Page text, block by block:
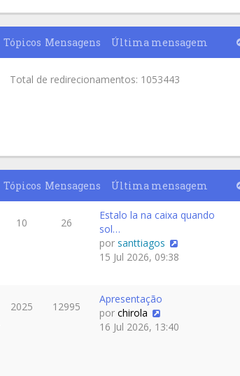
Tópicos Mensagens Última mensagem
Total de redirecionamentos: 1053443
Tópicos Mensagens Última mensagem
10 26
Estalo la na caixa quando
sol…
por santtiagos
15 Jul 2026, 09:38
2025 12995
Apresentação
por chirola
16 Jul 2026, 13:40